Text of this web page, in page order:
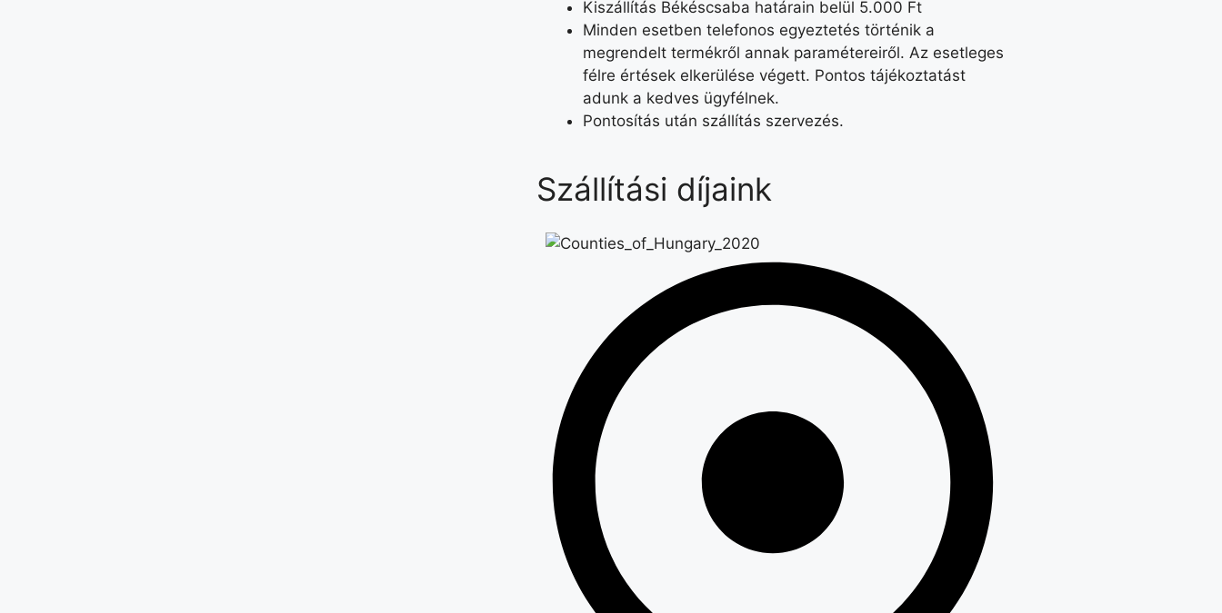
Kiszállítás Békéscsaba határain belül 5.000 Ft
Minden esetben telefonos egyeztetés történik a
megrendelt termékről annak paramétereiről. Az esetleges
félre értések elkerülése végett. Pontos tájékoztatást
adunk a kedves ügyfélnek.
Pontosítás után szállítás szervezés.
Szállítási díjaink